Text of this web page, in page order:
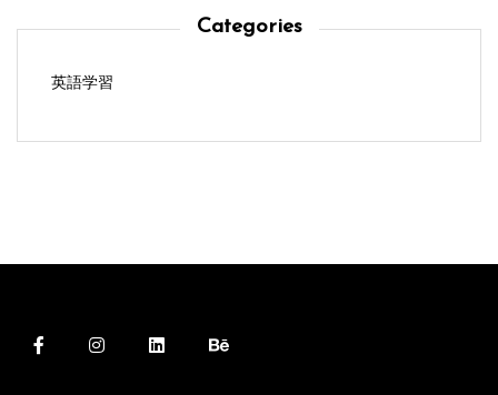
Categories
英語学習